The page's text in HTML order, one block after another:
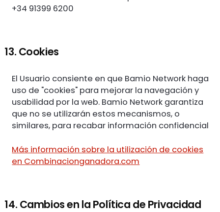
+34 91399 6200
13. Cookies
El Usuario consiente en que Bamio Network haga
uso de "cookies" para mejorar la navegación y
usabilidad por la web. Bamio Network garantiza
que no se utilizarán estos mecanismos, o
similares, para recabar información confidencial
Más información sobre la utilización de cookies
en Combinacionganadora.com
14. Cambios en la Política de Privacidad